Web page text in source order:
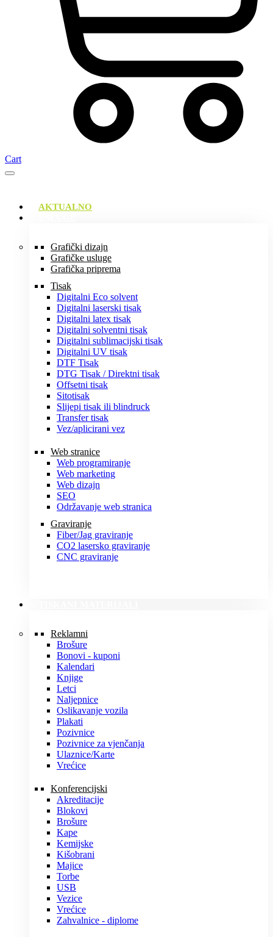
Cart
AKTUALNO
Grafički dizajn
Grafičke usluge
Grafička priprema
Tisak
Digitalni Eco solvent
Digitalni laserski tisak
Digitalni latex tisak
Digitalni solventni tisak
Digitalni sublimacijski tisak
Digitalni UV tisak
DTF Tisak
DTG Tisak / Direktni tisak
Offsetni tisak
Sitotisak
Slijepi tisak ili blindruck
Transfer tisak
Vez/aplicirani vez
Web stranice
Web programiranje
Web marketing
Web dizajn
SEO
Održavanje web stranica
Graviranje
Fiber/Jag graviranje
CO2 lasersko graviranje
CNC graviranje
Reklamni
Brošure
Bonovi - kuponi
Kalendari
Knjige
Letci
Naljepnice
Oslikavanje vozila
Plakati
Pozivnice
Pozivnice za vjenčanja
Ulaznice/Karte
Vrećice
Konferencijski
Akreditacije
Blokovi
Brošure
Kape
Kemijske
Kišobrani
Majice
Torbe
USB
Vezice
Vrećice
Zahvalnice - diplome